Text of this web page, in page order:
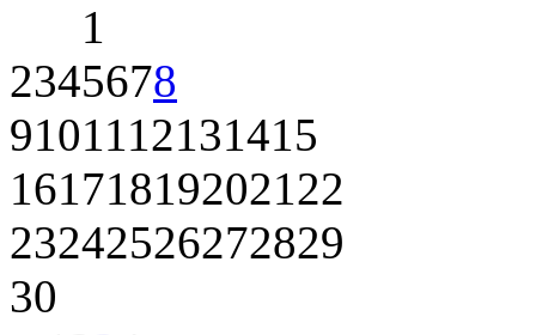
1
2345678
9101112131415
16171819202122
23242526272829
30